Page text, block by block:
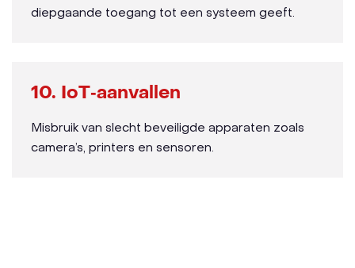
diepgaande toegang tot een systeem geeft.
10. IoT‑aanvallen
Misbruik van slecht beveiligde apparaten zoals
camera’s, printers en sensoren.